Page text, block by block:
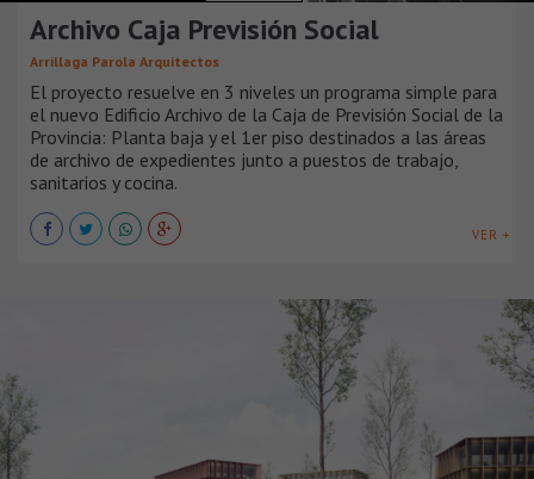
Archivo Caja Previsión Social
Arrillaga Parola Arquitectos
El proyecto resuelve en 3 niveles un programa simple para
el nuevo Edificio Archivo de la Caja de Previsión Social de la
Provincia: Planta baja y el 1er piso destinados a las áreas
de archivo de expedientes junto a puestos de trabajo,
sanitarios y cocina.
VER +